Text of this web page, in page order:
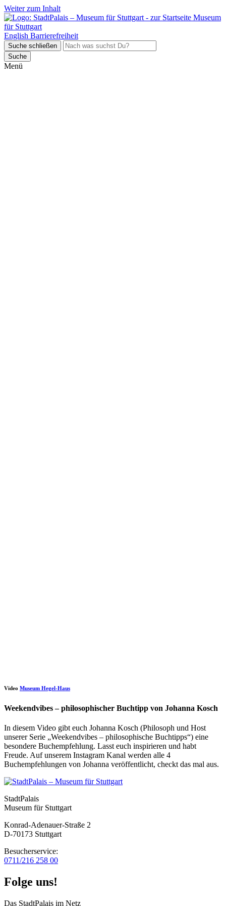
Weiter zum Inhalt
Museum
für Stuttgart
English Barrierefreiheit
Suche schließen
Suche
Menü
Video Museum Hegel-Haus
Weekendvibes – philosophischer Buchtipp von Johanna Kosch
In diesem Video gibt euch Johanna Kosch (Philosoph und Host
unserer Serie „Weekendvibes – philosophische Buchtipps“) eine
besondere Buchempfehlung. Lasst euch inspirieren und habt
Freude. Auf unserem Instagram Kanal werden alle 4
Buchempfehlungen von Johanna veröffentlicht, checkt das mal aus.
StadtPalais
Museum für Stuttgart
Konrad-Adenauer-Straße 2
D-70173 Stuttgart
Besucherservice:
0711/216 258 00
Folge uns!
Das StadtPalais im Netz